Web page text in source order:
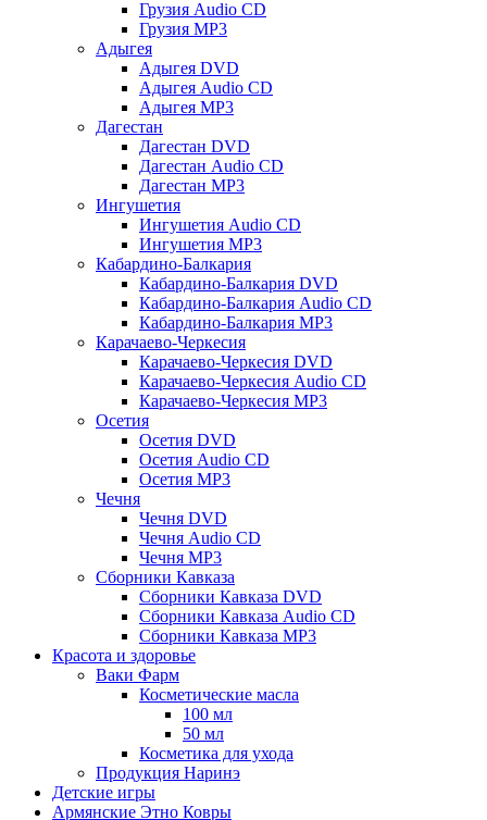
Грузия Audio CD
Грузия MP3
Адыгея
Адыгея DVD
Адыгея Audio CD
Адыгея MP3
Дагестан
Дагестан DVD
Дагестан Audio CD
Дагестан MP3
Ингушетия
Ингушетия Audio CD
Ингушетия MP3
Кабардино-Балкария
Кабардино-Балкария DVD
Кабардино-Балкария Audio CD
Кабардино-Балкария MP3
Карачаево-Черкесия
Карачаево-Черкесия DVD
Карачаево-Черкесия Audio CD
Карачаево-Черкесия MP3
Осетия
Осетия DVD
Осетия Audio CD
Осетия MP3
Чечня
Чечня DVD
Чечня Audio CD
Чечня MP3
Сборники Кавказа
Сборники Кавказа DVD
Сборники Кавказа Audio CD
Сборники Кавказа MP3
Красота и здоровье
Ваки Фарм
Косметические масла
100 мл
50 мл
Косметика для ухода
Продукция Наринэ
Детские игры
Армянские Этно Ковры